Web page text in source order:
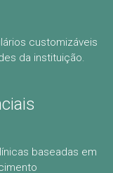
customizáveis
da instituição.
baseadas em